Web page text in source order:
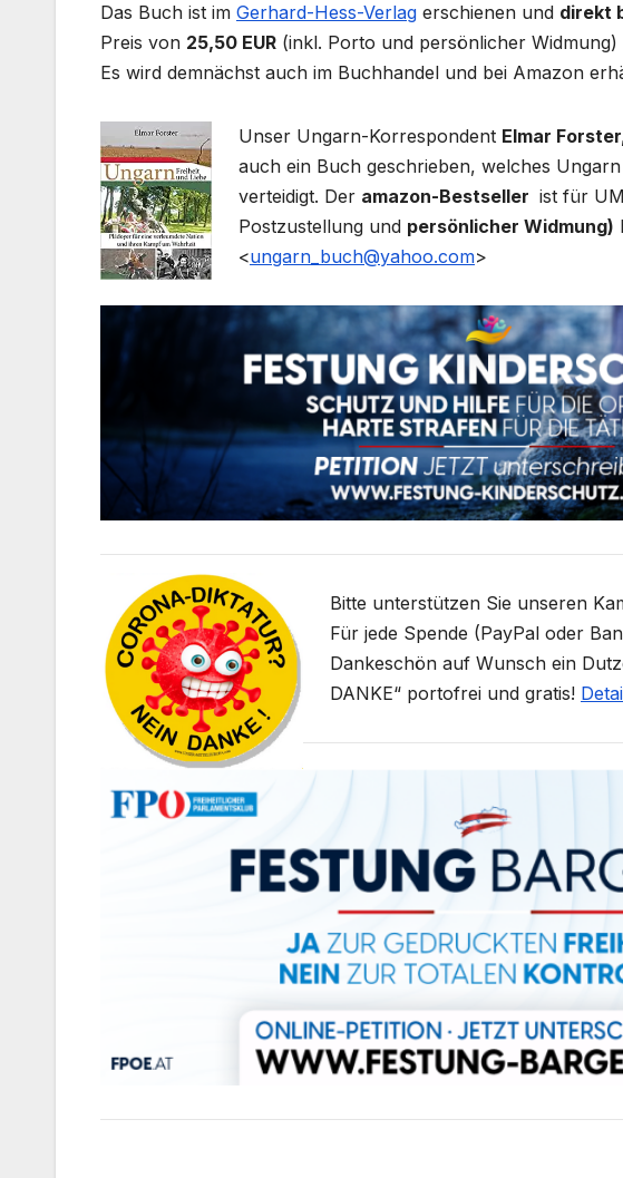
Das Buch ist im Gerhard-Hess-Verlag erschienen und direkt
Preis von 25,50 EUR (inkl. Porto und persönlicher
Es wird demnächst auch im Buchhandel und bei Amazon
Unser Ungarn-Korrespondent Elmar
auch ein Buch geschrieben, welches
verteidigt. Der amazon-Bestseller ist für
Postzustellung und persönlicher Widmung)
<ungarn_buch@yahoo.com>
Bitte unterstützen Sie unseren
Für jede Spende (PayPal oder
Dankeschön auf Wunsch ein
DANKE“ portofrei und gratis!